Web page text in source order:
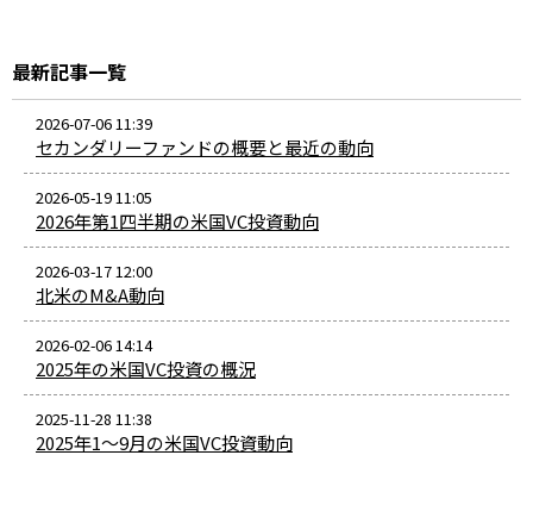
最新記事一覧
2026-07-06 11:39
セカンダリーファンドの概要と最近の動向
2026-05-19 11:05
2026年第1四半期の米国VC投資動向
2026-03-17 12:00
北米のM&A動向
2026-02-06 14:14
2025年の米国VC投資の概況
2025-11-28 11:38
2025年1～9月の米国VC投資動向